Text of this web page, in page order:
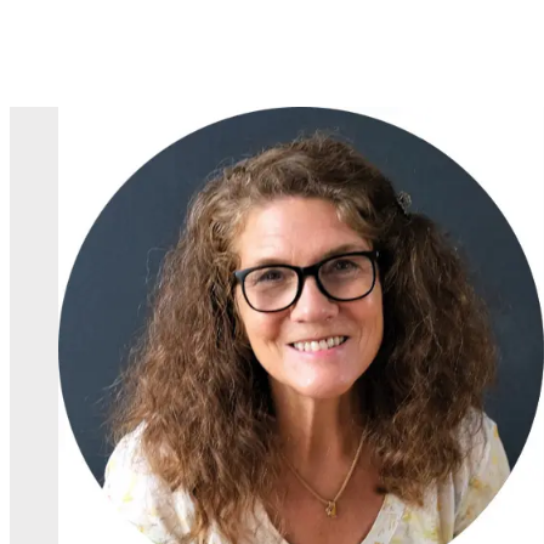
Die HOPE Kirche ist eine moderne Kirche, in der jeder